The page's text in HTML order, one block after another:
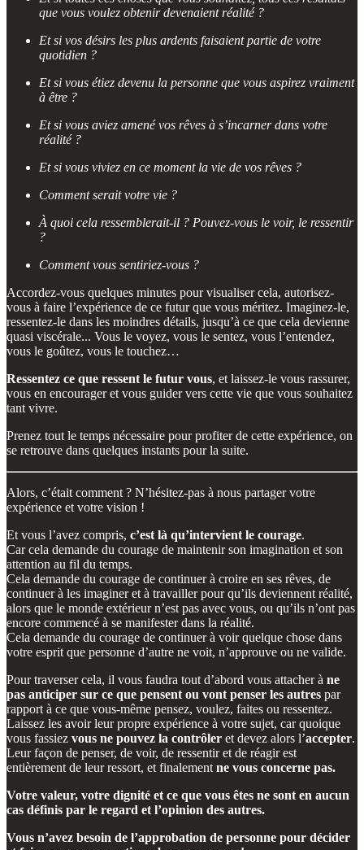
que vous voulez obtenir devenaient réalité ?
Et si vos désirs les plus ardents faisaient partie de votre
quotidien ?
Et si vous étiez devenu la personne que vous aspirez vraiment
à être ?
Et si vous aviez amené vos rêves à s’incarner dans votre
réalité ?
Et si vous viviez en ce moment la vie de vos rêves ?
Comment serait votre vie ?
À quoi cela ressemblerait-il ? Pouvez-vous le voir, le ressentir
?
Comment vous sentiriez-vous ?
Accordez-vous quelques minutes pour visualiser cela, autorisez-
vous à faire l’expérience de ce futur que vous méritez. Imaginez-le,
ressentez-le dans les moindres détails, jusqu’à ce que cela devienne
quasi viscérale... Vous le voyez, vous le sentez, vous l’entendez,
vous le goûtez, vous le touchez…
Ressentez ce que ressent le futur vous, et laissez-le vous rassurer,
vous en encourager et vous guider vers cette vie que vous souhaitez
tant vivre.
Prenez tout le temps nécessaire pour profiter de cette expérience, on
se retrouve dans quelques instants pour la suite.
Alors, c’était comment ? N’hésitez-pas à nous partager votre
expérience et votre vision !
Et vous l’avez compris, c’est là qu’intervient le courage.
Car cela demande du courage de maintenir son imagination et son
attention au fil du temps.
Cela demande du courage de continuer à croire en ses rêves, de
continuer à les imaginer et à travailler pour qu’ils deviennent réalité,
alors que le monde extérieur n’est pas avec vous, ou qu’ils n’ont pas
encore commencé à se manifester dans la réalité.
Cela demande du courage de continuer à voir quelque chose dans
votre esprit que personne d’autre ne voit, n’approuve ou ne valide.
Pour traverser cela, il vous faudra tout d’abord vous attacher à ne
pas anticiper sur ce que pensent ou vont penser les autres par
rapport à ce que vous-même pensez, voulez, faites ou ressentez.
Laissez les avoir leur propre expérience à votre sujet, car quoique
vous fassiez vous ne pouvez la contrôler et devez alors l’accepter.
Leur façon de penser, de voir, de ressentir et de réagir est
entièrement de leur ressort, et finalement ne vous concerne pas.
Votre valeur, votre dignité et ce que vous êtes ne sont en aucun
cas définis par le regard et l’opinion des autres.
Vous n’avez besoin de l’approbation de personne pour décider